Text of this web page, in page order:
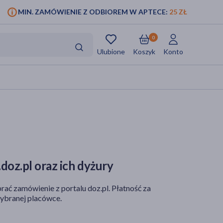
MIN. ZAMÓWIENIE Z ODBIOREM W APTECE: 25 ZŁ
Ulubione Koszyk
0
Konto
oraz ich dyżury
zamówienie z portalu doz.pl. Płatność za
placówce.